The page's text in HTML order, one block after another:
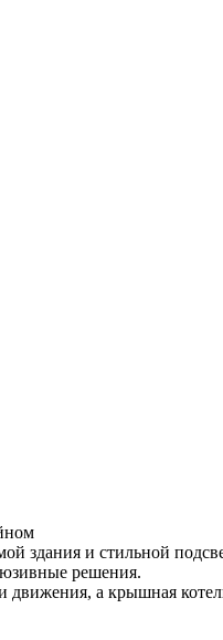
здания и стильной
решения.
а крышная